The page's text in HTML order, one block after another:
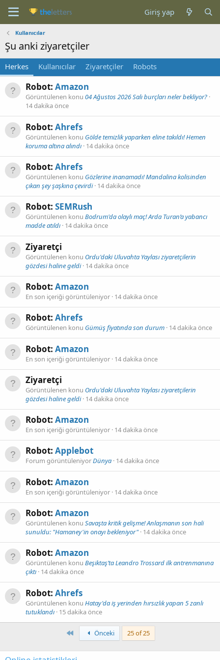
Giriş yap
Kullanıcılar
Şu anki ziyaretçiler
Herkes Kullanıcılar Ziyaretçiler Robots
Robot: Amazon
Görüntülenen konu 04 Ağustos 2026 Salı burçları neler bekliyor?
14 dakika önce
Robot: Ahrefs
Görüntülenen konu Gölde temizlik yaparken eline takıldı! Hemen
koruma altına alındı 14 dakika önce
Robot: Ahrefs
Görüntülenen konu Gözlerine inanamadı! Mandalina kolisinden
çıkan şey şaşkına çevirdi 14 dakika önce
Robot: SEMRush
Görüntülenen konu Bodrum'da olaylı maç! Arda Turan’a yabancı
madde atıldı 14 dakika önce
Ziyaretçi
Görüntülenen konu Ordu'daki Uluvahta Yaylası ziyaretçilerin
gözdesi haline geldi 14 dakika önce
Robot: Amazon
En son içeriği görüntüleniyor 14 dakika önce
Robot: Ahrefs
Görüntülenen konu Gümüş fiyatında son durum 14 dakika önce
Robot: Amazon
En son içeriği görüntüleniyor 14 dakika önce
Ziyaretçi
Görüntülenen konu Ordu'daki Uluvahta Yaylası ziyaretçilerin
gözdesi haline geldi 14 dakika önce
Robot: Amazon
En son içeriği görüntüleniyor 14 dakika önce
Robot: Applebot
Forum görüntüleniyorDünya 14 dakika önce
Robot: Amazon
En son içeriği görüntüleniyor 14 dakika önce
Robot: Amazon
Görüntülenen konu Savaşta kritik gelişme! Anlaşmanın son hali
sunuldu: "Hamaney'in onayı bekleniyor" 14 dakika önce
Robot: Amazon
Görüntülenen konu Beşiktaş’ta Leandro Trossard ilk antrenmanına
çıktı 14 dakika önce
Robot: Ahrefs
Görüntülenen konu Hatay'da iş yerinden hırsızlık yapan 5 zanlı
tutuklandı 15 dakika önce
Önceki 25 of 25